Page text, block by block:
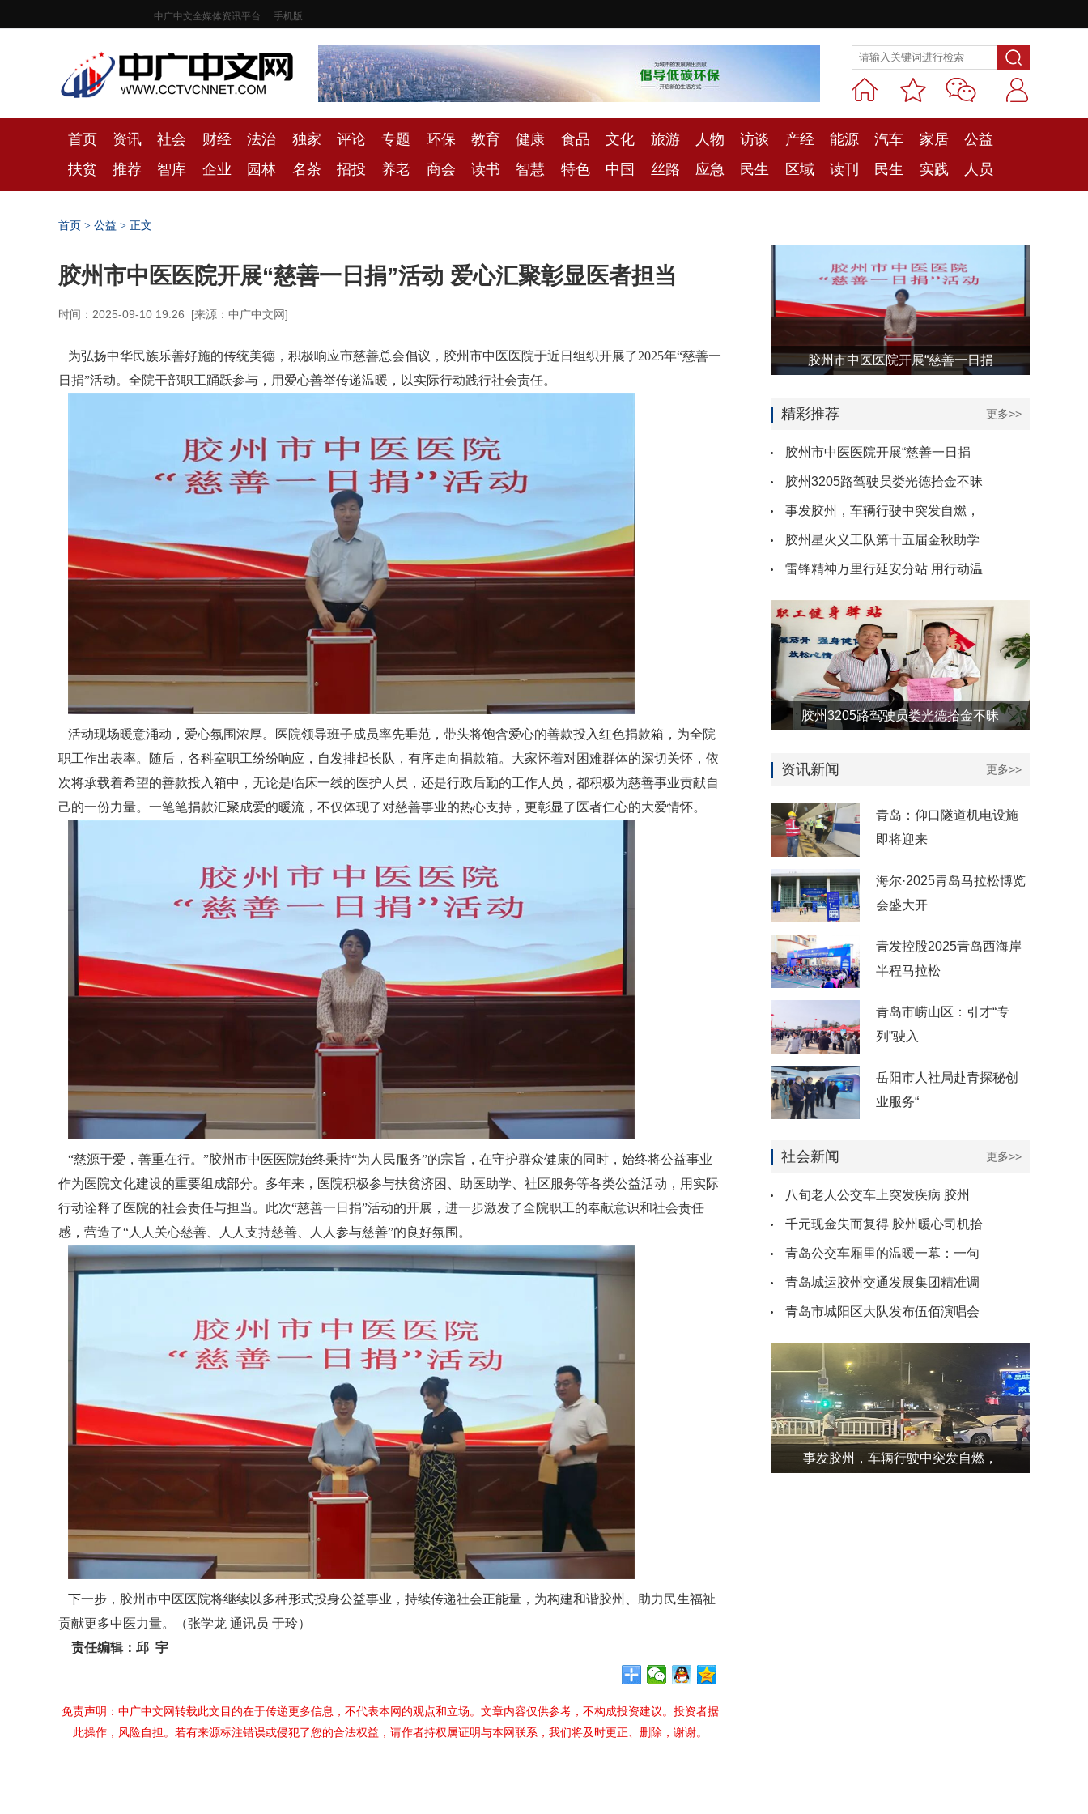
中广中文全媒体资讯平台 手机版
首页 资讯 社会 财经 法治 独家 评论 专题 环保 教育 健康 食品 文化 旅游 人物 访谈 产经 能源 汽车 家居
公益
扶贫
推荐 智库 企业 园林 名茶 招投 养老 商会 读书 智慧 特色 中国 丝路 应急 民生 区域 读刊 民生 实践 人员
首页 > 公益 > 正文
胶州市中医医院开展“慈善一日捐”活动 爱心汇聚彰显医者担当
时间：2025-09-10 19:26 [来源：中广中文网]
为弘扬中华民族乐善好施的传统美德，积极响应市慈善总会倡议，胶州市中医医院于近日组织开展了2025年“慈善一
日捐”活动。全院干部职工踊跃参与，用爱心善举传递温暖，以实际行动践行社会责任。
活动现场暖意涌动，爱心氛围浓厚。医院领导班子成员率先垂范，带头将饱含爱心的善款投入红色捐款箱，为全院
职工作出表率。随后，各科室职工纷纷响应，自发排起长队，有序走向捐款箱。大家怀着对困难群体的深切关怀，依
次将承载着希望的善款投入箱中，无论是临床一线的医护人员，还是行政后勤的工作人员，都积极为慈善事业贡献自
己的一份力量。一笔笔捐款汇聚成爱的暖流，不仅体现了对慈善事业的热心支持，更彰显了医者仁心的大爱情怀。
“慈源于爱，善重在行。”胶州市中医医院始终秉持“为人民服务”的宗旨，在守护群众健康的同时，始终将公益事业
作为医院文化建设的重要组成部分。多年来，医院积极参与扶贫济困、助医助学、社区服务等各类公益活动，用实际
行动诠释了医院的社会责任与担当。此次“慈善一日捐”活动的开展，进一步激发了全院职工的奉献意识和社会责任
感，营造了“人人关心慈善、人人支持慈善、人人参与慈善”的良好氛围。
下一步，胶州市中医医院将继续以多种形式投身公益事业，持续传递社会正能量，为构建和谐胶州、助力民生福祉
贡献更多中医力量。（张学龙 通讯员 于玲）
责任编辑：邱 宇
免责声明：中广中文网转载此文目的在于传递更多信息，不代表本网的观点和立场。文章内容仅供参考，不构成投资建议。投资者据
此操作，风险自担。若有来源标注错误或侵犯了您的合法权益，请作者持权属证明与本网联系，我们将及时更正、删除，谢谢。
胶州市中医医院开展“慈善一日捐
精彩推荐 更多>>
胶州市中医医院开展“慈善一日捐
胶州3205路驾驶员娄光德拾金不昧
事发胶州，车辆行驶中突发自燃，
胶州星火义工队第十五届金秋助学
雷锋精神万里行延安分站 用行动温
胶州3205路驾驶员娄光德拾金不昧
资讯新闻 更多>>
青岛：仰口隧道机电设施
即将迎来
海尔·2025青岛马拉松博览
会盛大开
青发控股2025青岛西海岸
半程马拉松
青岛市崂山区：引才“专
列”驶入
岳阳市人社局赴青探秘创
业服务“
社会新闻 更多>>
八旬老人公交车上突发疾病 胶州
千元现金失而复得 胶州暖心司机拾
青岛公交车厢里的温暖一幕：一句
青岛城运胶州交通发展集团精准调
青岛市城阳区大队发布伍佰演唱会
事发胶州，车辆行驶中突发自燃，